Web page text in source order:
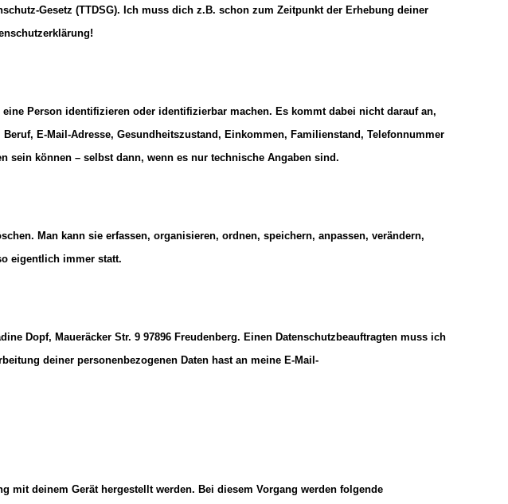
Gesetz (TTDSG). Ich muss dich z.B. schon zum Zeitpunkt der Erhebung deiner
Person identifizieren oder identifizierbar machen. Es kommt dabei nicht darauf an,
E-Mail-Adresse, Gesundheitszustand, Einkommen, Familienstand, Telefonnummer
sein können – selbst dann, wenn es nur technische Angaben sind.
Man kann sie erfassen, organisieren, ordnen, speichern, anpassen, verändern,
eigentlich immer statt.
Dopf, Maueräcker Str. 9 97896 Freudenberg. Einen Datenschutzbeauftragten muss ich
deiner personenbezogenen Daten hast an meine E-Mail-
mit deinem Gerät hergestellt werden. Bei diesem Vorgang werden folgende